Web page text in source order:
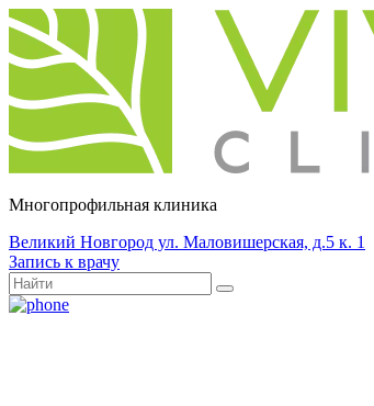
Многопрофильная клиника
Великий Новгород ул. Маловишерская, д.5 к. 1
Запись к врачу